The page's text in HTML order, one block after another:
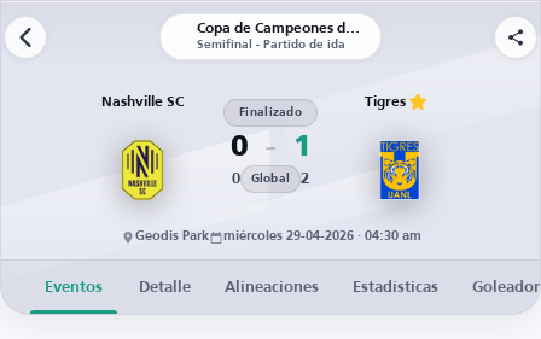
Copa de Campeones de la CONCACAF
Semifinal - Partido de ida
Nashville SC
0
Finalizado
1
0 Global 2
Tigres
Geodis Park miércoles 29-04-2026 · 04:30 am
Eventos Detalle Alineaciones Estadísticas